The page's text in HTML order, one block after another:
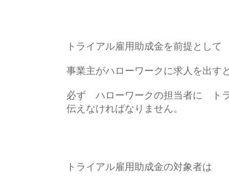
トライアル雇用助成金を前提として
事業主がハローワークに求人を出す
必ず ハローワークの担当者に ト
伝えなければなりません。
トライアル雇用助成金の対象者は